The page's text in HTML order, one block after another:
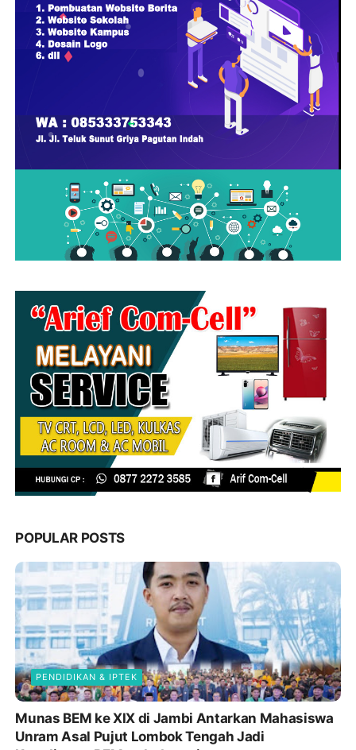
POPULAR POSTS
PENDIDIKAN & IPTEK
Munas BEM ke XIX di Jambi Antarkan Mahasiswa
Unram Asal Pujut Lombok Tengah Jadi